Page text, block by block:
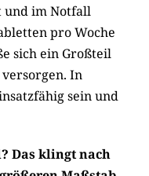
und im Notfall
pro Woche
sich ein Großteil
In
sein und
Das klingt nach